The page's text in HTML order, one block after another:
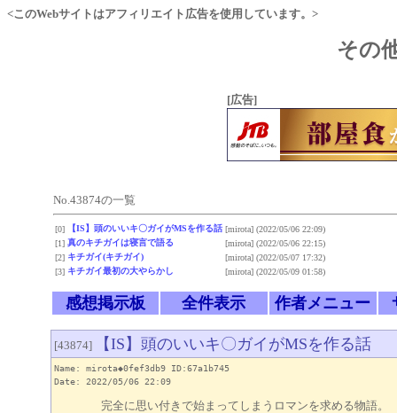
<このWebサイトはアフィリエイト広告を使用しています。>
その
[広告]
No.43874の一覧
[0] 【IS】頭のいいキ〇ガイがMSを作る話 [mirota] (2022/05/06 22:09)
[1] 真のキチガイは寝言で語る [mirota] (2022/05/06 22:15)
[2] キチガイ(キチガイ) [mirota] (2022/05/07 17:32)
[3] キチガイ最初の大やらかし [mirota] (2022/05/09 01:58)
感想掲示板 全件表示 作者メニュー
[43874] 【IS】頭のいいキ〇ガイがMSを作る話
Name: mirota◆0fef3db9 ID:67a1b745
Date: 2022/05/06 22:09
完全に思い付きで始まってしまうロマンを求める物語。